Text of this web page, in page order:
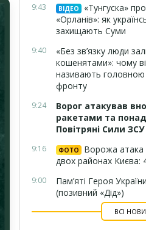
9:43 ВІДЕО
«Тунгуска»
«Орланів»: як
захищають Суми
9:40
«Без зв’язку люди
кошенятами»: чому
називають
фронту
9:24
Ворог атакував
ракетами та
Повітряні Сили ЗСУ
9:16 ФОТО
Ворожа атака
двох районах
9:00
Пам’яті Героя
(позивний «Дід»)
ВСІ